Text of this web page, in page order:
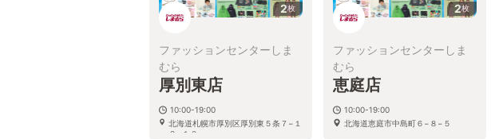
2枚
ファッションセンターしま
むら
厚別東店
10:00-19:00
北海道札幌市厚別区厚別東５条７−１
２−１０
2枚
ファッションセンターしま
むら
恵庭店
10:00-19:00
北海道恵庭市中島町６−８−５